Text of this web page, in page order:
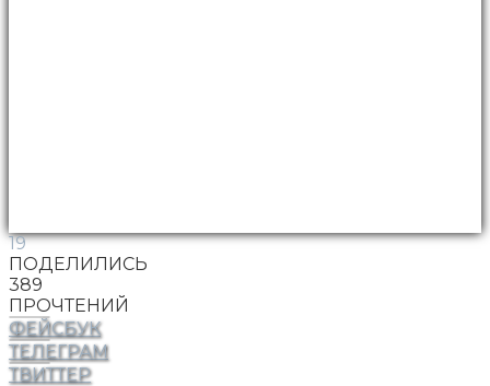
19
ПОДЕЛИЛИСЬ
389
ПРОЧТЕНИЙ
ФЕЙСБУК
ТЕЛЕГРАМ
ТВИТТЕР